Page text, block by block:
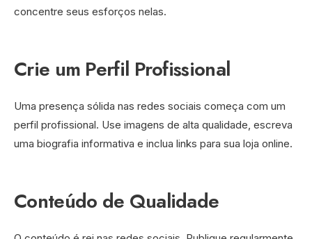
concentre seus esforços nelas.
Crie um Perfil Profissional
Uma presença sólida nas redes sociais começa com um
perfil profissional. Use imagens de alta qualidade, escreva
uma biografia informativa e inclua links para sua loja online.
Conteúdo de Qualidade